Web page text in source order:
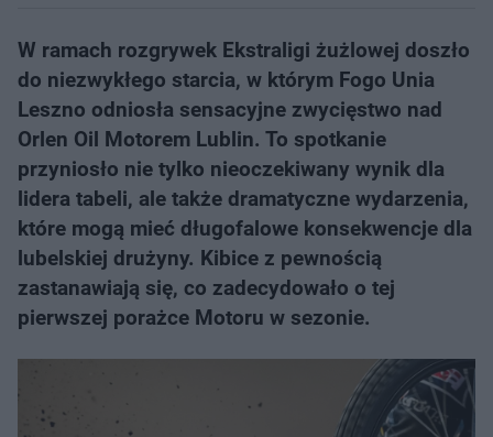
W ramach rozgrywek Ekstraligi żużlowej doszło
do niezwykłego starcia, w którym Fogo Unia
Leszno odniosła sensacyjne zwycięstwo nad
Orlen Oil Motorem Lublin. To spotkanie
przyniosło nie tylko nieoczekiwany wynik dla
lidera tabeli, ale także dramatyczne wydarzenia,
które mogą mieć długofalowe konsekwencje dla
lubelskiej drużyny. Kibice z pewnością
zastanawiają się, co zadecydowało o tej
pierwszej porażce Motoru w sezonie.